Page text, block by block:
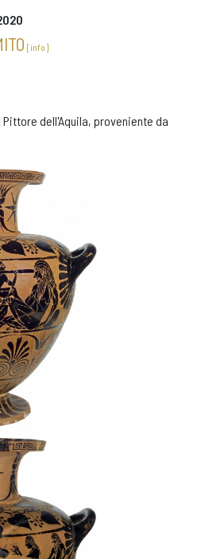
{ info }
dell'Aquila, proveniente da